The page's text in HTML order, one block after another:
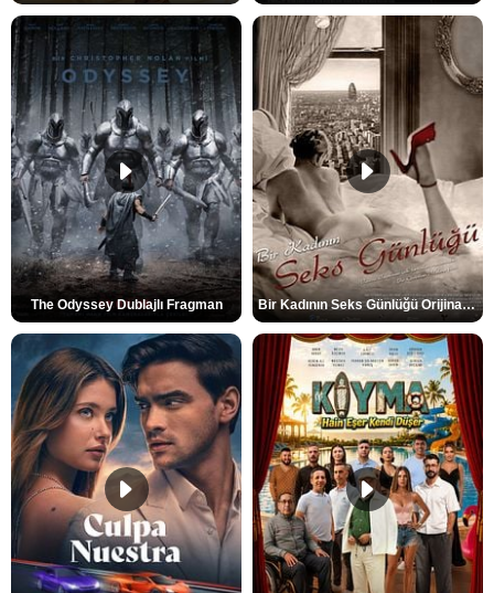
The Odyssey Dublajlı Fragman Bir Kadının Seks Günlüğü Orijinal Fragman